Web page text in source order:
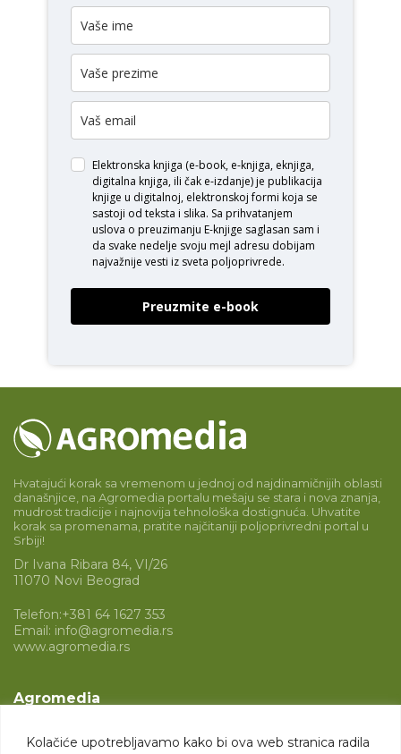
Kolačiće upotrebljavamo kako bi ova web stranica radila
Elektronska knjiga (e-book, e-knjiga, eknjiga,
digitalna knjiga, ili čak e-izdanje) je publikacija
knjige u digitalnoj, elektronskoj formi koja se
sastoji od teksta i slika. Sa prihvatanjem
uslova o preuzimanju E-knjige saglasan sam i
da svake nedelje svoju mejl adresu dobijam
najvažnije vesti iz sveta poljoprivrede.
Preuzmite e-book
Hvatajući korak sa vremenom u jednoj od najdinamičnijih oblasti
današnjice, na Agromedia portalu mešaju se stara i nova znanja,
mudrost tradicije i najnovija tehnološka dostignuća. Uhvatite
korak sa promenama, pratite najčitaniji poljoprivredni portal u
Srbiji!
Dr Ivana Ribara 84, VI/26
11070 Novi Beograd
Telefon:+381 64 1627 353
Email: info@agromedia.rs
www.agromedia.rs
Agromedia